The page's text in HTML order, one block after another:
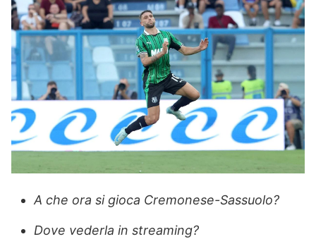
A che ora si gioca Cremonese-Sassuolo?
Dove vederla in streaming?